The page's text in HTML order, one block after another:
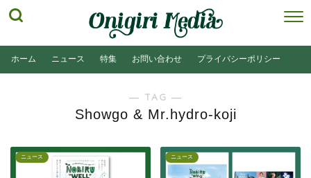
ホーム ニュース 特集 お問い合わせ プライバシーポリシー
― TAG ―
Showgo & Mr.hydro-koji
ニュース ニュース